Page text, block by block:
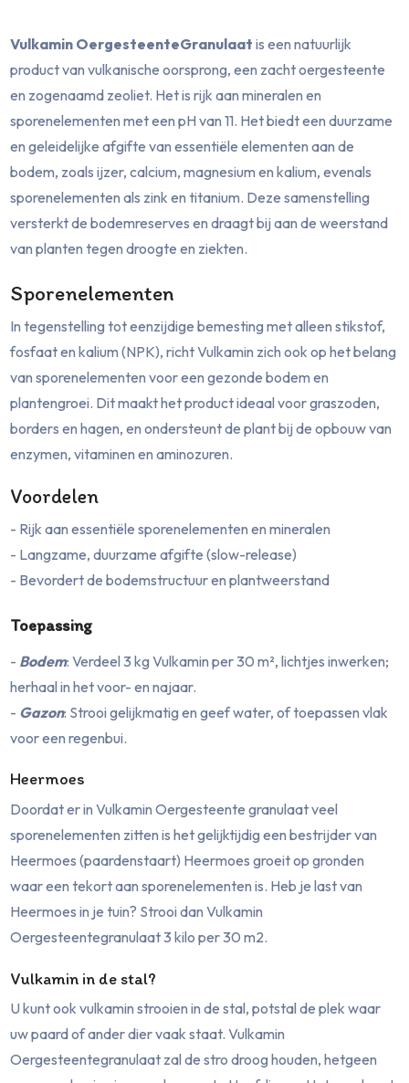
Vulkamin OergesteenteGranulaat is een natuurlijk
product van vulkanische oorsprong, een zacht oergesteente
en zogenaamd zeoliet. Het is rijk aan mineralen en
sporenelementen met een pH van 11. Het biedt een duurzame
en geleidelijke afgifte van essentiële elementen aan de
bodem, zoals ijzer, calcium, magnesium en kalium, evenals
sporenelementen als zink en titanium. Deze samenstelling
versterkt de bodemreserves en draagt bij aan de weerstand
van planten tegen droogte en ziekten.
Sporenelementen
In tegenstelling tot eenzijdige bemesting met alleen stikstof,
fosfaat en kalium (NPK), richt Vulkamin zich ook op het belang
van sporenelementen voor een gezonde bodem en
plantengroei. Dit maakt het product ideaal voor graszoden,
borders en hagen, en ondersteunt de plant bij de opbouw van
enzymen, vitaminen en aminozuren.
Voordelen
- Rijk aan essentiële sporenelementen en mineralen
- Langzame, duurzame afgifte (slow-release)
- Bevordert de bodemstructuur en plantweerstand
Toepassing
- Bodem: Verdeel 3 kg Vulkamin per 30 m², lichtjes inwerken;
herhaal in het voor- en najaar.
- Gazon: Strooi gelijkmatig en geef water, of toepassen vlak
voor een regenbui.
Heermoes
Doordat er in Vulkamin Oergesteente granulaat veel
sporenelementen zitten is het gelijktijdig een bestrijder van
Heermoes (paardenstaart) Heermoes groeit op gronden
waar een tekort aan sporenelementen is. Heb je last van
Heermoes in je tuin? Strooi dan Vulkamin
Oergesteentegranulaat 3 kilo per 30 m2.
Vulkamin in de stal?
U kunt ook vulkamin strooien in de stal, potstal de plek waar
uw paard of ander dier vaak staat. Vulkamin
Oergesteentegranulaat zal de stro droog houden, hetgeen